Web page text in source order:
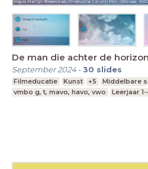
De man die achter de
September 2024-30 slides
Filmeducatie Kunst +5
Middelbare
vmbo g, t, mavo, havo, vwo
Leerjaar